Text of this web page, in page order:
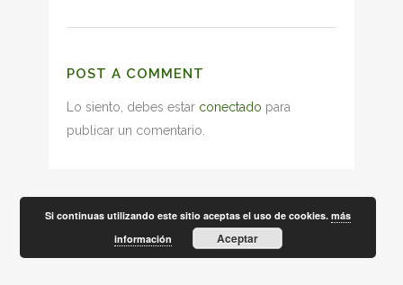
POST A COMMENT
Lo siento, debes estar conectado para
publicar un comentario.
Si continuas utilizando este sitio aceptas el uso de cookies.más
información
Aceptar